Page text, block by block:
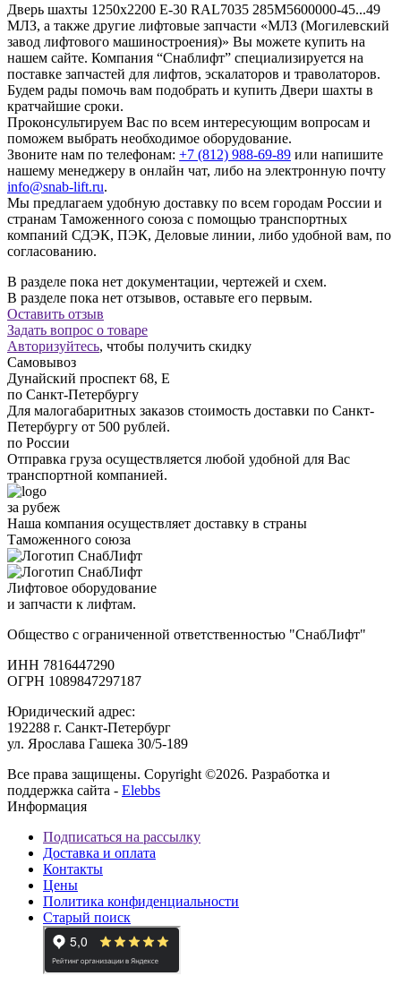
Дверь шахты 1250х2200 Е-30 RAL7035 285М5600000-45...49
МЛЗ, а также другие лифтовые запчасти «МЛЗ (Могилевский
завод лифтового машиностроения)» Вы можете купить на
нашем сайте. Компания “Снаблифт” специализируется на
поставке запчастей для лифтов, эскалаторов и траволаторов.
Будем рады помочь вам подобрать и купить Двери шахты в
кратчайшие сроки.
Проконсультируем Вас по всем интересующим вопросам и
поможем выбрать необходимое оборудование.
Звоните нам по телефонам: +7 (812) 988-69-89 или напишите
нашему менеджеру в онлайн чат, либо на электронную почту
info@snab-lift.ru.
Мы предлагаем удобную доставку по всем городам России и
странам Таможенного союза с помощью транспортных
компаний СДЭК, ПЭК, Деловые линии, либо удобной вам, по
согласованию.
В разделе пока нет документации, чертежей и схем.
В разделе пока нет отзывов, оставьте его первым.
Оставить отзыв
Задать вопрос о товаре
Авторизуйтесь, чтобы получить скидку
Самовывоз
Дунайский проспект 68, Е
по Санкт-Петербургу
Для малогабаритных заказов стоимость доставки по Санкт-
Петербургу от 500 рублей.
по России
Отправка груза осуществляется любой удобной для Вас
транспортной компанией.
за рубеж
Наша компания осуществляет доставку в страны
Таможенного союза
Лифтовое оборудование
и запчасти к лифтам.
Общество с ограниченной ответственностью "СнабЛифт"
ИНН 7816447290
ОГРН 1089847297187
Юридический адрес:
192288 г. Санкт-Петербург
ул. Ярослава Гашека 30/5-189
Все права защищены. Copyright ©2026. Разработка и
поддержка сайта - Elebbs
Информация
Подписаться на рассылку
Доставка и оплата
Контакты
Цены
Политика конфиденциальности
Старый поиск